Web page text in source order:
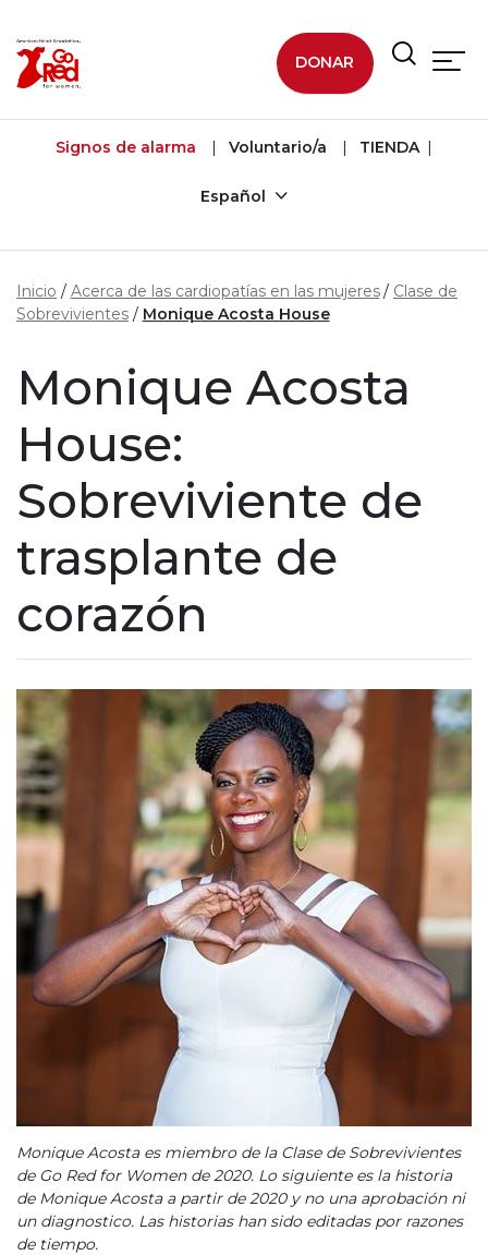
DONAR
Signos de alarma Voluntario/a TIENDA
Español
Inicio Acerca de las cardiopatías en las mujeres
Clase de
Sobrevivientes
Monique Acosta House
Monique Acosta
House:
Sobreviviente de
trasplante de
corazón
Monique Acosta es miembro de la Clase de Sobrevivientes
de Go Red for Women de 2020. Lo siguiente es la historia
de Monique Acosta a partir de 2020 y no una aprobación ni
un diagnostico. Las historias han sido editadas por razones
de tiempo.